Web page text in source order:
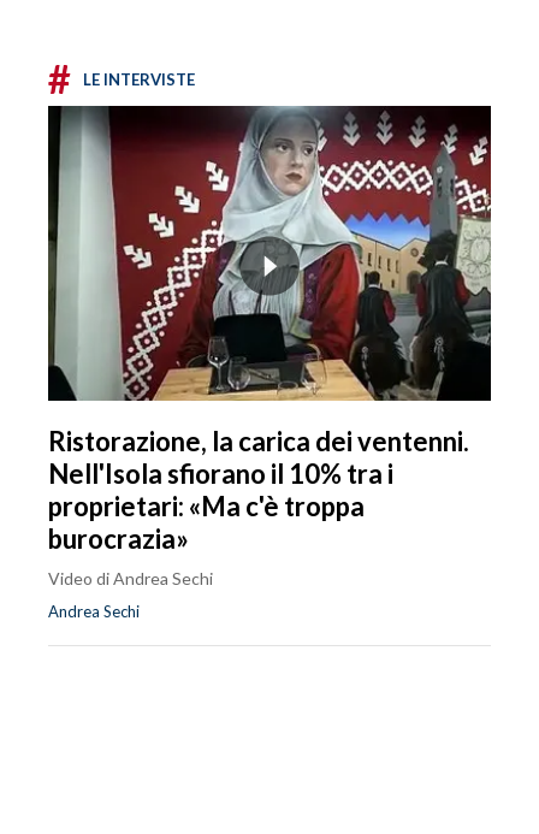
# LE INTERVISTE
Ristorazione, la carica dei ventenni.
Nell'Isola sfiorano il 10% tra i
proprietari: «Ma c'è troppa
burocrazia»
Video di Andrea Sechi
Andrea Sechi